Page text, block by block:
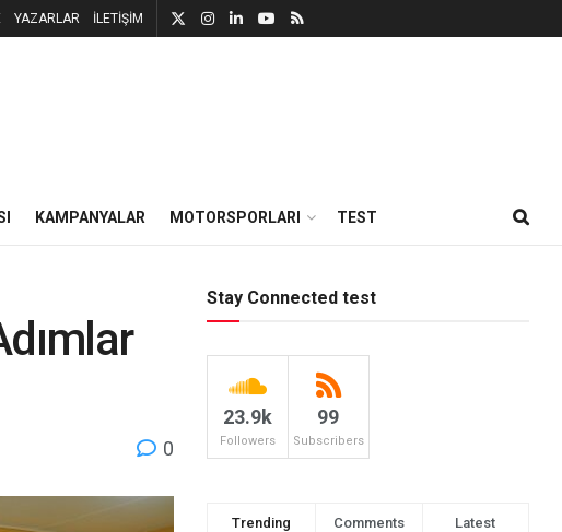
YAZARLAR İLETİŞİM
KAMPANYALAR MOTORSPORLARI TEST
0
Stay Connected test
23.9k
Followers
99
Subscribers
Trending Comments Latest